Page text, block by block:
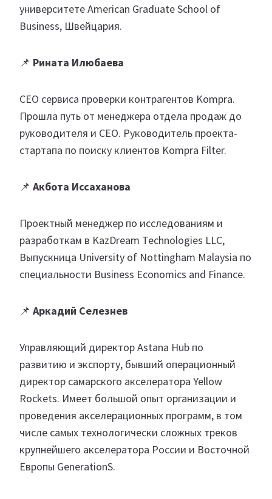
университете American Graduate School of
Business, Швейцария.
📌 Рината Илюбаева
СЕО сервиса проверки контрагентов Kompra.
Прошла путь от менеджера отдела продаж до
руководителя и СЕО. Руководитель проекта-
стартапа по поиску клиентов Kompra Filter.
📌 Акбота Иссаханова
Проектный менеджер по исследованиям и
разработкам в KazDream Technologies LLC,
Выпускница University of Nottingham Malaysia по
специальности Business Economics and Finance.
📌 Аркадий Селезнев
Управляющий директор Astana Hub по
развитию и экспорту, бывший операционный
директор самарского акселератора Yellow
Rockets. Имеет большой опыт организации и
проведения акселерационных программ, в том
числе самых технологически сложных треков
крупнейшего акселератора России и Восточной
Европы GenerationS.